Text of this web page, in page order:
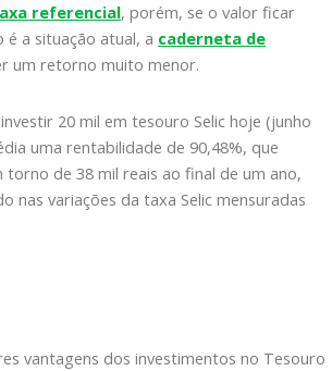
referencial, porém, se o valor ficar
é a situação atual, a caderneta de
um retorno muito menor.
20 mil em tesouro Selic hoje (junho
uma rentabilidade de 90,48%, que
de 38 mil reais ao final de um ano,
nas variações da taxa Selic mensuradas
vantagens dos investimentos no Tesouro